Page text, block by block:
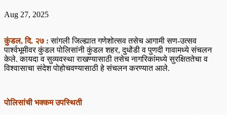
Aug 27, 2025
कुंडल, दि. २७ :सांगली जिल्ह्यात गणेशोत्सव तसेच आगामी सण-उत्सव
पार्श्वभूमीवर कुंडल पोलिसांनी कुंडल शहर, दुधोंडी व पुणदी गावामध्ये संचलन
केले. कायदा व सुव्यवस्था राखण्यासाठी तसेच नागरिकांमध्ये सुरक्षिततेचा व
विश्वासाचा संदेश पोहोचवण्यासाठी हे संचलन करण्यात आले.
पोलिसांची भक्कम उपस्थिती